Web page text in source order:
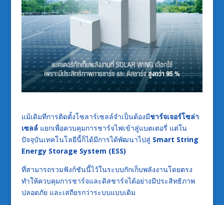
แม้เดิมทีการติดตั้งโซลาร์เซลล์จำเป็นต้องมีชาร์จเจอร์โซล่า
เซลล์แยกเพื่อควบคุมการชาร์จไฟเข้าสู่แบตเตอรี่ แต่ใน
ปัจจุบันเทคโนโลยีนี้ก็ได้มีการได้พัฒนาไปสู่ Smart String
Energy Storage System (ESS)
ที่สามารถรวมฟังก์ชันนี้ไว้ในระบบกักเก็บพลังงานโดยตรง
ทำให้ควบคุมการชาร์จและดิสชาร์จได้อย่างมีประสิทธิภาพ
ปลอดภัย และเสถียรกว่าระบบแบบเดิม